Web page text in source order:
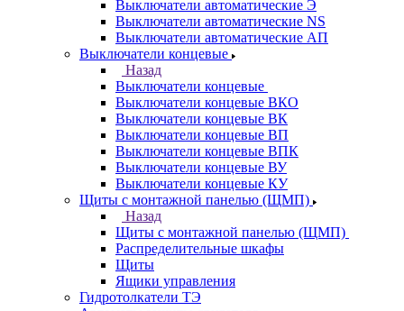
Выключатели автоматические Э
Выключатели автоматические NS
Выключатели автоматические АП
Выключатели концевые
Назад
Выключатели концевые
Выключатели концевые ВКО
Выключатели концевые ВК
Выключатели концевые ВП
Выключатели концевые ВПК
Выключатели концевые ВУ
Выключатели концевые КУ
Щиты с монтажной панелью (ЩМП)
Назад
Щиты с монтажной панелью (ЩМП)
Распределительные шкафы
Щиты
Ящики управления
Гидротолкатели ТЭ